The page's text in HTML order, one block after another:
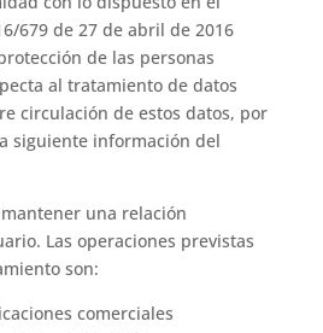
679 de 27 de abril de 2016
de las personas
al tratamiento de datos
circulación de estos datos, por
siguiente información del
una relación
Las operaciones previstas
son:
comerciales